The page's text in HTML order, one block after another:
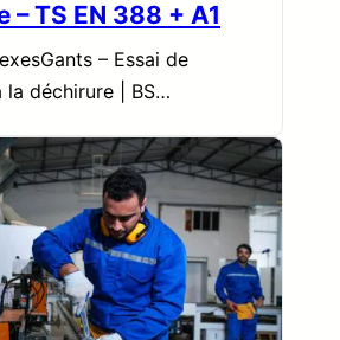
– TS EN 388 + A1
– Essai de
la déchirure | BS…